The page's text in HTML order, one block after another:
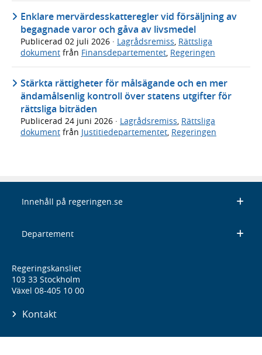
Enklare mervärdesskatteregler vid försäljning av
begagnade varor och gåva av livsmedel
Publicerad 02 juli 2026 · Lagrådsremiss, Rättsliga
dokument från Finansdepartementet, Regeringen
Stärkta rättigheter för målsägande och en mer
ändamålsenlig kontroll över statens utgifter för
rättsliga biträden
Publicerad 24 juni 2026 · Lagrådsremiss Rättsliga
dokument från Justitiedepartementet Regeringen
Innehåll på regeringen.se
Departement
Regeringskansliet
103 33 Stockholm
Växel 08-405 10 00
Kontakt